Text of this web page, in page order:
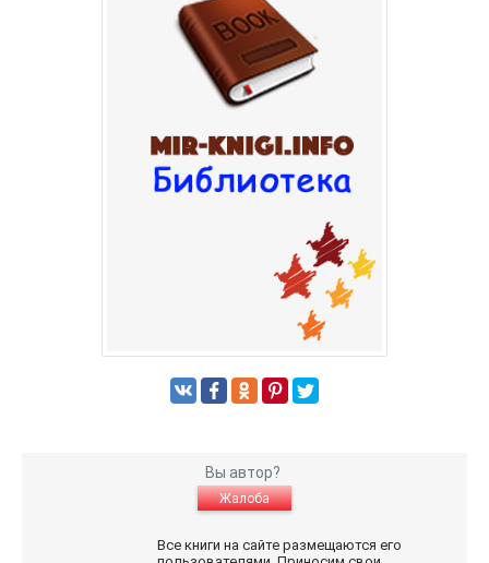
Вы автор?
Жалоба
Все книги на сайте размещаются его